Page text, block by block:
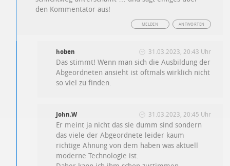
den Kommentator aus!
ANTWORTEN
MELDEN
hoben 31.03.2023, 20:43 Uhr
Das stimmt! Wenn man sich die Ausbildung der
Abgeordneten ansieht ist oftmals wirklich nicht
so viel zu finden.
John.W 31.03.2023, 20:45 Uhr
Er meint ja nicht das sie dumm sind sondern
das viele der Abgeordnete leider kaum
richtige Ahnung von dem haben was aktuell
moderne Technologie ist.